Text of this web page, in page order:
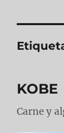
KOBE
Carne y